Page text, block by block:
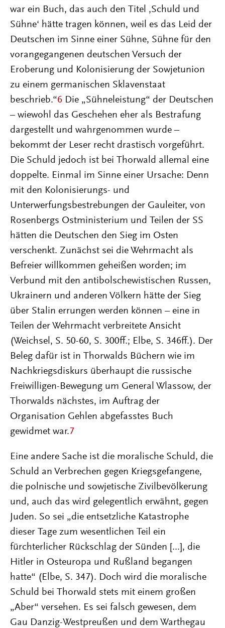
war ein Buch, das auch den Titel ‚Schuld und
Sühne‘ hätte tragen können, weil es das Leid der
Deutschen im Sinne einer Sühne, Sühne für den
vorangegangenen deutschen Versuch der
Eroberung und Kolonisierung der Sowjetunion
zu einem germanischen Sklavenstaat
beschrieb.“6 Die „Sühneleistung“ der Deutschen
– wiewohl das Geschehen eher als Bestrafung
dargestellt und wahrgenommen wurde –
bekommt der Leser recht drastisch vorgeführt.
Die Schuld jedoch ist bei Thorwald allemal eine
doppelte. Einmal im Sinne einer Ursache: Denn
mit den Kolonisierungs- und
Unterwerfungsbestrebungen der Gauleiter, von
Rosenbergs Ostministerium und Teilen der SS
hätten die Deutschen den Sieg im Osten
verschenkt. Zunächst sei die Wehrmacht als
Befreier willkommen geheißen worden; im
Verbund mit den antibolschewistischen Russen,
Ukrainern und anderen Völkern hätte der Sieg
über Stalin errungen werden können – eine in
Teilen der Wehrmacht verbreitete Ansicht
(Weichsel, S. 50-60, S. 300ff.; Elbe, S. 346ff.). Der
Beleg dafür ist in Thorwalds Büchern wie im
Nachkriegsdiskurs überhaupt die russische
Freiwilligen-Bewegung um General Wlassow, der
Thorwalds nächstes, im Auftrag der
Organisation Gehlen abgefasstes Buch
gewidmet war.7
Eine andere Sache ist die moralische Schuld, die
Schuld an Verbrechen gegen Kriegsgefangene,
die polnische und sowjetische Zivilbevölkerung
und, auch das wird gelegentlich erwähnt, gegen
Juden. So sei „die entsetzliche Katastrophe
dieser Tage zum wesentlichen Teil ein
fürchterlicher Rückschlag der Sünden [...], die
Hitler in Osteuropa und Rußland begangen
hatte“ (Elbe, S. 347). Doch wird die moralische
Schuld bei Thorwald stets mit einem großen
„Aber“ versehen. Es sei falsch gewesen, dem
Gau Danzig-Westpreußen und dem Warthegau